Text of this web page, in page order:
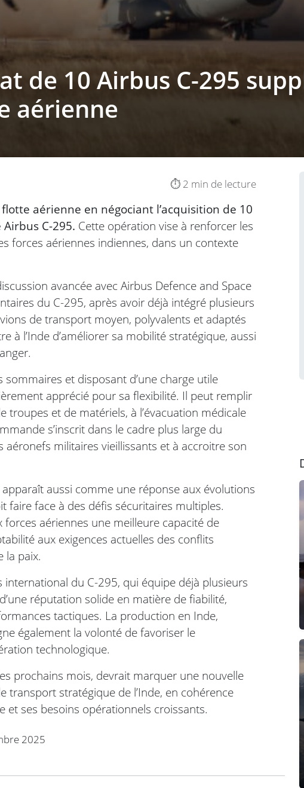
de 10 Airbus C-295
aérienne
⏱️ 2 min de lecture
aérienne en négociant l’acquisition de 10
C-295. Cette opération vise à renforcer les
forces aériennes indiennes, dans un contexte
avancée avec Airbus Defence and Space
du C-295, après avoir déjà intégré plusieurs
de transport moyen, polyvalents et adaptés
à l’Inde d’améliorer sa mobilité stratégique, aussi
sommaires et disposant d’une charge utile
apprécié pour sa flexibilité. Il peut remplir
et de matériels, à l’évacuation médicale
s’inscrit dans le cadre plus large du
militaires vieillissants et à accroitre son
aussi comme une réponse aux évolutions
faire face à des défis sécuritaires multiples.
aériennes une meilleure capacité de
aux exigences actuelles des conflits
la paix.
international du C-295, qui équipe déjà plusieurs
réputation solide en matière de fiabilité,
tactiques. La production en Inde,
également la volonté de favoriser le
technologique.
prochains mois, devrait marquer une nouvelle
stratégique de l’Inde, en cohérence
et ses besoins opérationnels croissants.
2025